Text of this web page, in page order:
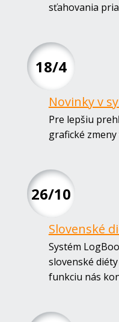
sťahovania
18/4
Novinky v
Pre lepšiu
grafické
26/10
Slovenské
Systém
slovenské
funkciu nás